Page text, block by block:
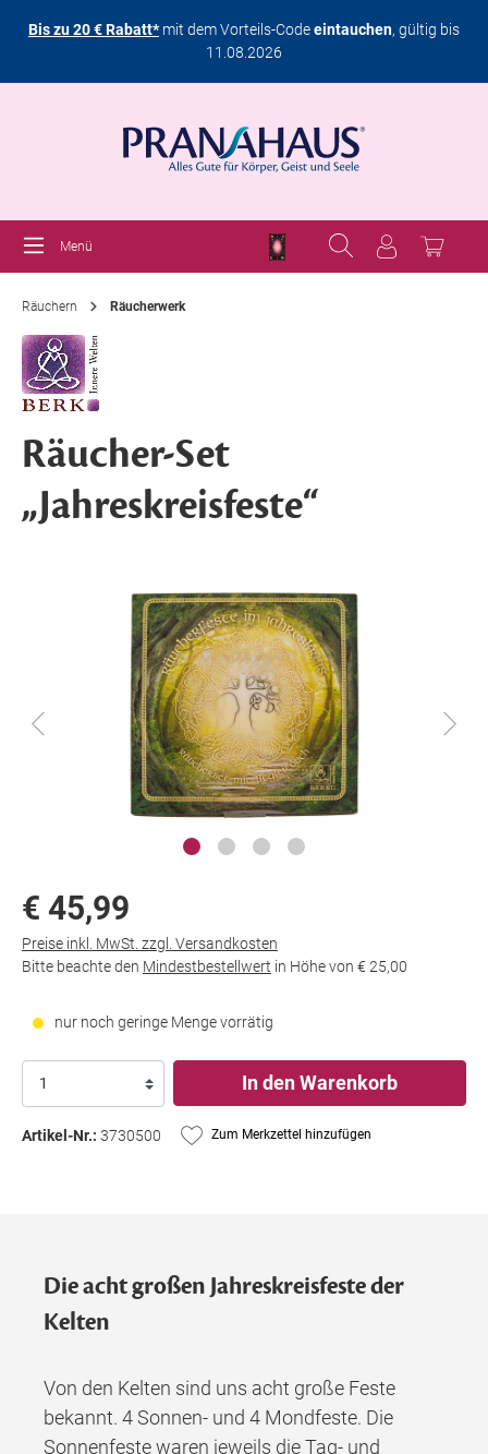
Bis zu 20 € Rabatt*mit dem Vorteils-Codeeintauchen, gültig bis
11.08.2026
Menü
Räuchern Räucherwerk
Räucher-Set
„Jahreskreisfeste“
€ 45,99
Preise inkl. MwSt. zzgl. Versandkosten
Bitte beachte den Mindestbestellwert in Höhe von € 25,00
nur noch geringe Menge vorrätig
In den Warenkorb
Artikel-Nr.: 3730500 Zum Merkzettel hinzufügen
Die acht großen Jahreskreisfeste der
Kelten
Von den Kelten sind uns acht große Feste
bekannt. 4 Sonnen- und 4 Mondfeste. Die
Sonnenfeste waren jeweils die Tag- und